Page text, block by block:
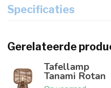
Specificaties
Gerelateerde
Tafellamp
Tanami Rotan